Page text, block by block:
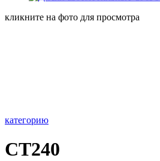
кликните на фото для просмотра
категорию
CT240